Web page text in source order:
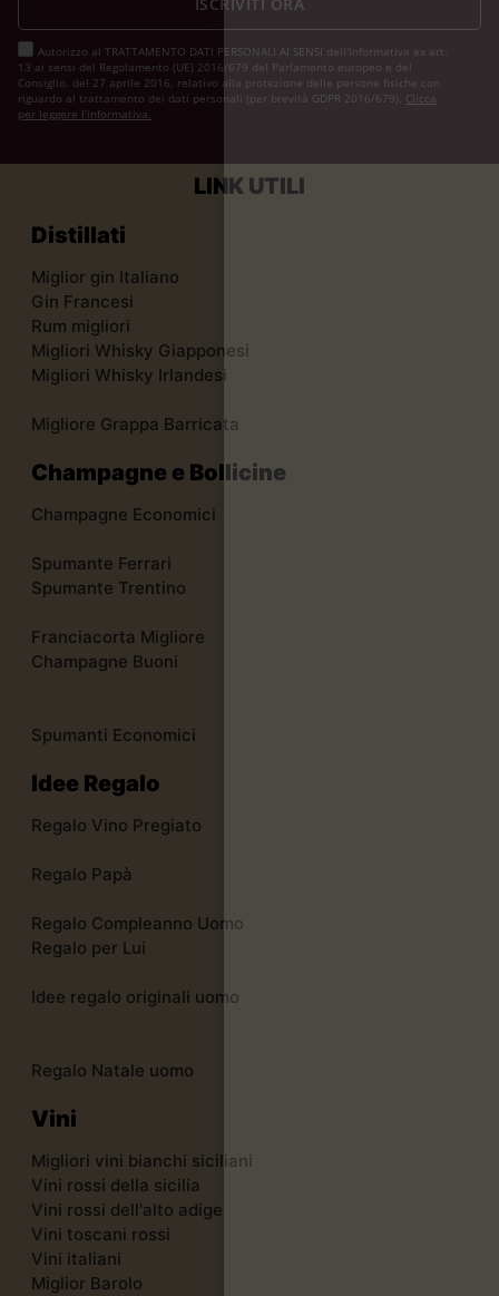
Autorizzo al TRATTAMENTO DATI PERSONALI AI SENSI dell'Informativa ex art.
13 ai sensi del Regolamento (UE) 2016/679 del Parlamento europeo e del
Consiglio, del 27 aprile 2016, relativo alla protezione delle persone fisiche con
riguardo al trattamento dei dati personali (per brevità GDPR 2016/679). Clicca
per leggere l’informativa.
LINK UTILI
Distillati
Miglior gin Italiano
Gin Francesi
Rum migliori
Migliori Whisky Giapponesi
Migliori Whisky Irlandesi
Migliore Grappa Barricata
Champagne e Bollicine
Champagne Economici
Spumante Ferrari
Spumante Trentino
Franciacorta Migliore
Champagne Buoni
Spumanti Economici
Idee Regalo
Regalo Vino Pregiato
Regalo Papà
Regalo Compleanno Uomo
Regalo per Lui
Idee regalo originali uomo
Regalo Natale uomo
Vini
Migliori vini bianchi siciliani
Vini rossi della sicilia
Vini rossi dell'alto adige
Vini toscani rossi
Vini italiani
Miglior Barolo